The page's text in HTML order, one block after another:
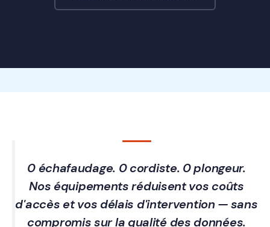
0 échafaudage. 0 cordiste. 0 plongeur.
Nos équipements réduisent vos coûts
d'accès et vos délais d'intervention — sans
compromis sur la qualité des données.